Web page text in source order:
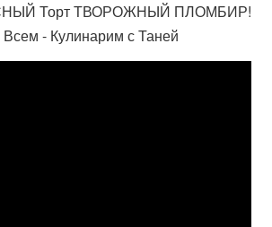
Торт ТВОРОЖНЫЙ ПЛОМБИР!
- Кулинарим с Таней